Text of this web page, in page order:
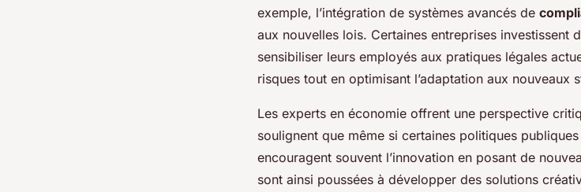
exemple, l’intégration de systèmes avancés de
aux nouvelles lois. Certaines entreprises investissent
sensibiliser leurs employés aux pratiques légales
risques tout en optimisant l’adaptation aux nouveaux
Les experts en économie offrent une perspective
soulignent que même si certaines politiques
encouragent souvent l’innovation en posant de
sont ainsi poussées à développer des solutions